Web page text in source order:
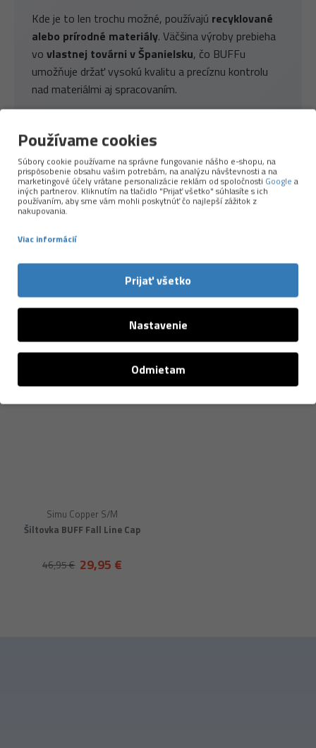
Kde je to len trochu možné, používajú recyklované
alebo prírodné materiály. Väčšina výroby prebieha
vo vlastnej továrni v Španielsku, čo BUFFu
umožňuje držať vysokú kvalitu a precíznu kontrolu
nad materiálmi aj spracovaním.
NAPOSLEDY PREZERANÉ
Šiltovka BUFF Fall Line Cap
Simu Copper S/M
29,95 €
46,95 €
Používame cookies
Súbory cookie používame na správne fungovanie nášho e-shopu, na
prispôsobenie obsahu vašim potrebám, na analýzu návštevnosti a na
marketingové účely vrátane personalizácie reklám od spoločnosti Google a
iných partnerov. Kliknutím na tlačidlo "Prijať všetko" súhlasíte s ich
používaním, aby sme vám mohli poskytnúť čo najlepší zážitok z
nakupovania.
Viac informácií
Prijať všetko
Nastavenie
Odmietam